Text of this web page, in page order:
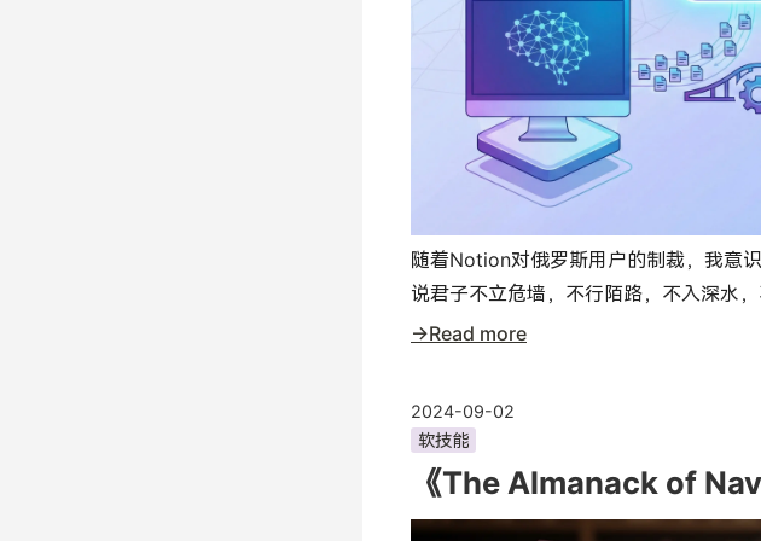
随着Notion对俄罗斯用户的制裁，我意
说君子不立危墙，不行陌路，不入深水
→Read more
2024-09-02
软技能
《The Almanack of